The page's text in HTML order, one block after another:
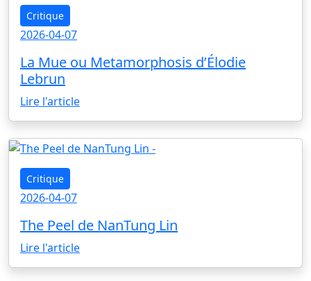
Critique
2026-04-07
La Mue ou Metamorphosis d’Élodie
Lebrun
Lire l'article
Critique
2026-04-07
The Peel de NanTung Lin
Lire l'article